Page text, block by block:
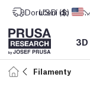
Doručení do
USD ($) CORE One L:
Filamenty